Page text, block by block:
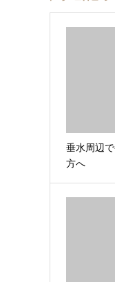
垂水周辺
方へ